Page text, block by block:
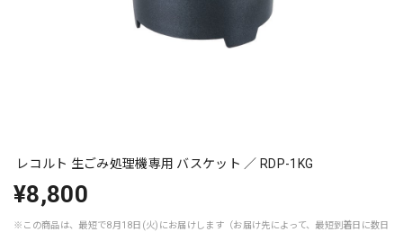
レコルト 生ごみ処理機専用 バスケット ／ RDP-1KG
¥8,800
※この商品は、最短で8月18日(火)にお届けします（お届け先によって、最短到着日に数日